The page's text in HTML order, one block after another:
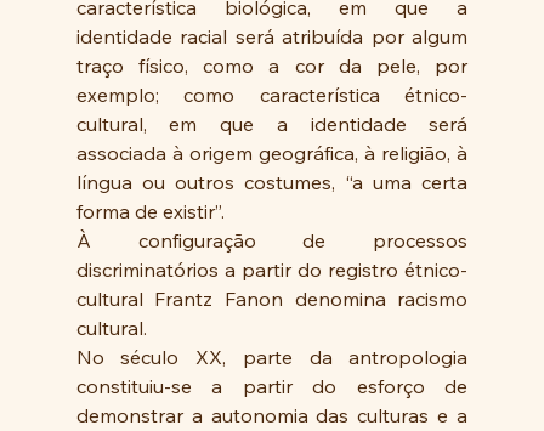
característica biológica, em que a
identidade racial será atribuída por algum
traço físico, como a cor da pele, por
exemplo; como característica étnico-
cultural, em que a identidade será
associada à origem geográfica, à religião, à
língua ou outros costumes, “a uma certa
forma de existir”.
À configuração de processos
discriminatórios a partir do registro étnico-
cultural Frantz Fanon denomina racismo
cultural.
No século XX, parte da antropologia
constituiu-se a partir do esforço de
demonstrar a autonomia das culturas e a